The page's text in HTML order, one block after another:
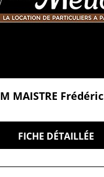
M MAISTRE Frédéric
FICHE DÉTAILLÉE